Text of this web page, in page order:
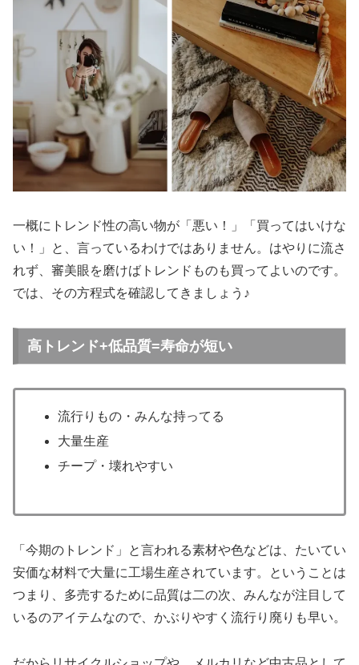
一概にトレンド性の高い物が「悪い！」「買ってはいけな
い！」と、言っているわけではありません。はやりに流さ
れず、審美眼を磨けばトレンドものも買ってよいのです。
では、その方程式を確認してきましょう♪
高トレンド+低品質=寿命が短い
流行りもの・みんな持ってる
大量生産
チープ・壊れやすい
「今期のトレンド」と言われる素材や色などは、たいてい
安価な材料で大量に工場生産されています。ということは
つまり、多売するために品質は二の次、みんなが注目して
いるのアイテムなので、かぶりやすく流行り廃りも早い。